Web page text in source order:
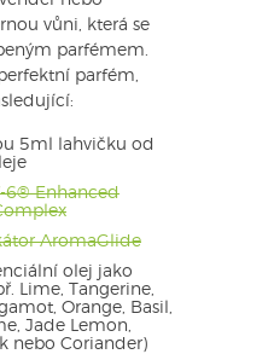
vůni, která se
parfémem.
parfém,
5ml lahvičku od
6® Enhanced
AromaGlide
olej jako
Lime, Tangerine,
Orange, Basil,
Jade Lemon,
nebo Coriander)